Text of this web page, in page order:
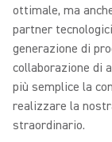
ottimale, ma
partner
generazione di
collaborazione di
più semplice la
realizzare la
straordinario.